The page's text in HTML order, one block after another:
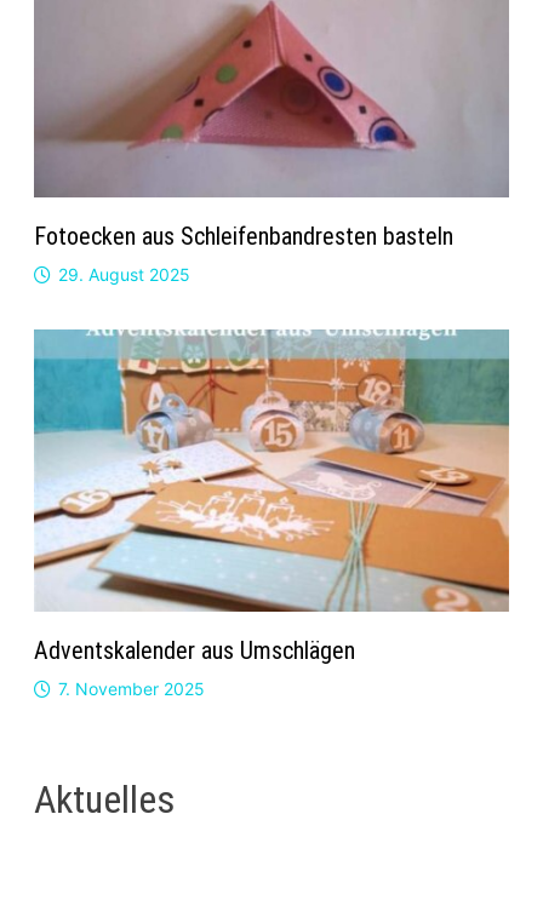
Fotoecken aus Schleifenbandresten basteln
29. August 2025
Adventskalender aus Umschlägen
7. November 2025
Aktuelles